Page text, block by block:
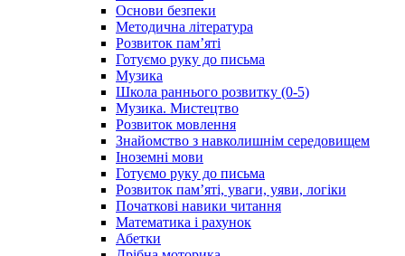
Основи безпеки
Методична література
Розвиток пам’яті
Готуємо руку до письма
Музика
Школа раннього розвитку (0-5)
Музика. Мистецтво
Розвиток мовлення
Знайомство з навколишнім середовищем
Іноземні мови
Готуємо руку до письма
Розвиток пам’яті, уваги, уяви, логіки
Початкові навики читання
Математика і рахунок
Абетки